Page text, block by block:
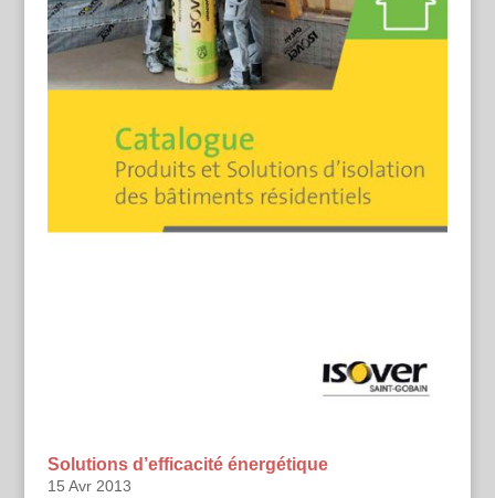
Solutions d’efficacité énergétique
15 Avr 2013